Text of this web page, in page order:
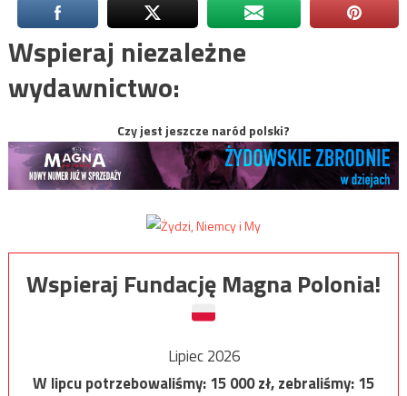
Wspieraj niezależne
wydawnictwo:
Czy jest jeszcze naród polski?
Wspieraj Fundację Magna Polonia!
Lipiec 2026
W lipcu potrzebowaliśmy:15 000zł, zebraliśmy:15